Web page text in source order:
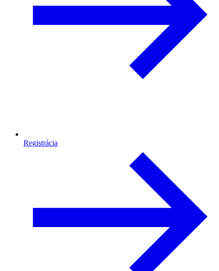
Registrácia